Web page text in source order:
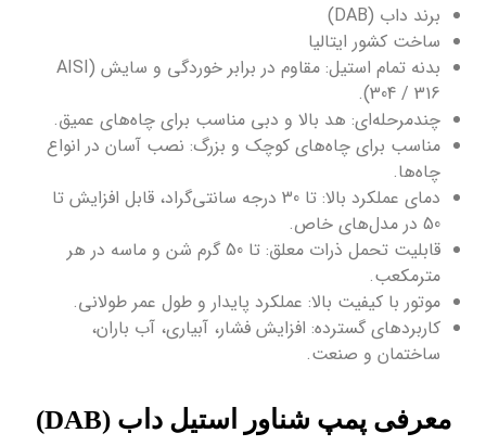
برند داب (DAB)
ساخت کشور ایتالیا
بدنه تمام استیل: مقاوم در برابر خوردگی و سایش (AISI
304 / 316).
چندمرحله‌ای: هد بالا و دبی مناسب برای چاه‌های عمیق.
مناسب برای چاه‌های کوچک و بزرگ: نصب آسان در انواع
چاه‌ها.
دمای عملکرد بالا: تا 30 درجه سانتی‌گراد، قابل افزایش تا
50 در مدل‌های خاص.
قابلیت تحمل ذرات معلق: تا 50 گرم شن و ماسه در هر
مترمکعب.
موتور با کیفیت بالا: عملکرد پایدار و طول عمر طولانی.
کاربردهای گسترده: افزایش فشار، آبیاری، آب باران،
ساختمان و صنعت.
معرفی پمپ شناور استیل داب (DAB)